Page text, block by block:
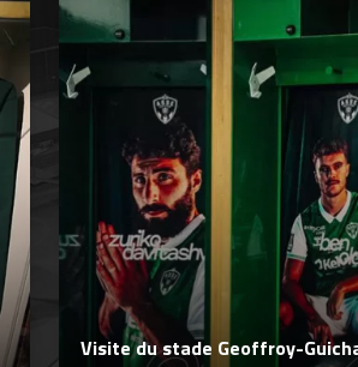
Visite du stade Geoffroy-